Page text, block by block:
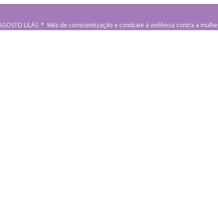
LILÁS * Mês de conscientização e combate à violência contra a